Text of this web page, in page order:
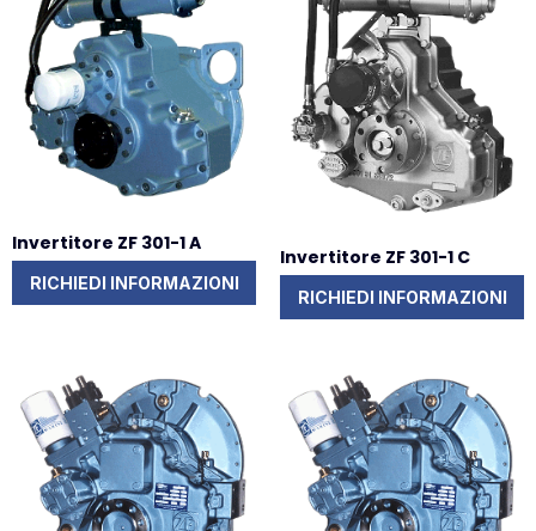
Invertitore ZF 301-1 A
RICHIEDI INFORMAZIONI
Invertitore ZF 301-1 C
RICHIEDI INFORMAZIONI